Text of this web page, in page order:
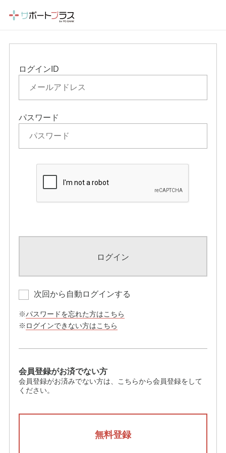
ログインID
パスワード
ログイン
次回から自動ログインする
※パスワードを忘れた方はこちら
※ ログインできない方はこちら
会員登録がお済でない方
会員登録がお済みでない方は、こちらから会員登録をして
ください。
無料登録